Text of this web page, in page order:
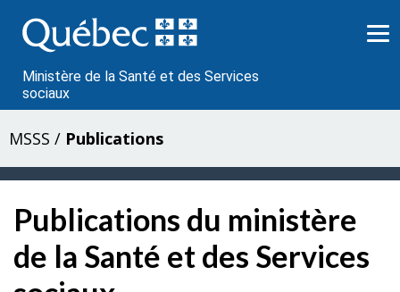
au
contenu
Ministère de la Santé et des Services
sociaux
MSSS / Publications
Publications du ministère
de la Santé et des Services